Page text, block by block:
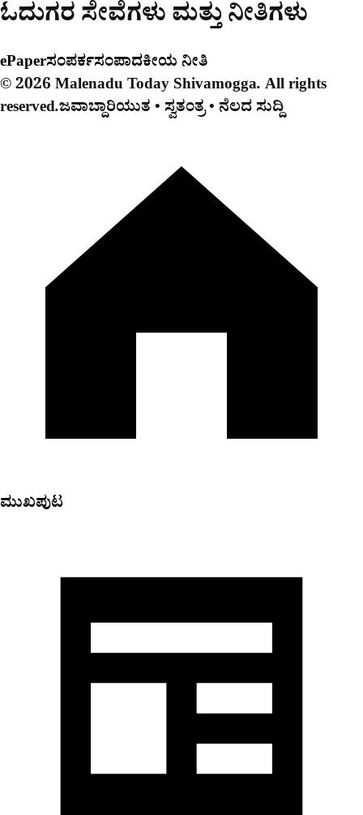
ಓದುಗರ ಸೇವೆಗಳು ಮತ್ತು ನೀತಿಗಳು
ePaperಸಂಪರ್ಕಸಂಪಾದಕೀಯ ನೀತಿ
© 2026 Malenadu Today Shivamogga. All rights
reserved.ಜವಾಬ್ದಾರಿಯುತ • ಸ್ವತಂತ್ರ • ನೆಲದ ಸುದ್ದಿ
ಮುಖಪುಟ